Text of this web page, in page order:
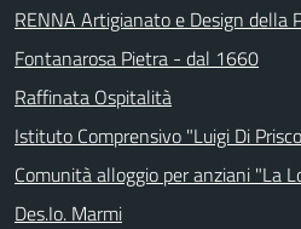
RENNA Artigianato e Design della
Fontanarosa Pietra - dal 1660
Raffinata Ospitalità
Istituto Comprensivo "Luigi Di
Comunità alloggio per anziani "La
Des.Io. Marmi